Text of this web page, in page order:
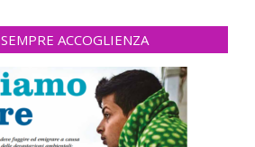
ACCOGLIENZA